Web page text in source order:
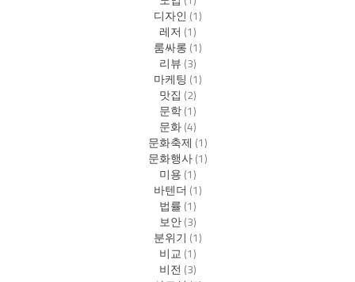
디자인(1)
레저 (1)
룸싸롱(1)
리뷰(3)
마케팅 (1)
맛집 (2)
문학(1)
문화(4)
문화축제 (1)
문화행사(1)
미용(1)
바텐더 (1)
법률(1)
보안(3)
분위기 (1)
비교(1)
비전(3)